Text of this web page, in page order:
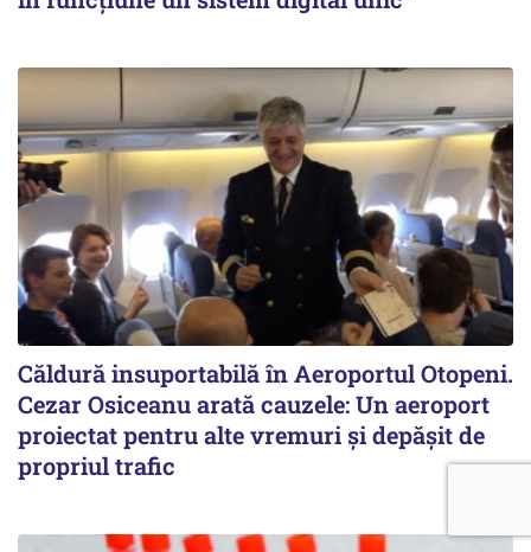
Căldură insuportabilă în Aeroportul Otopeni.
Cezar Osiceanu arată cauzele: Un aeroport
proiectat pentru alte vremuri și depășit de
propriul trafic